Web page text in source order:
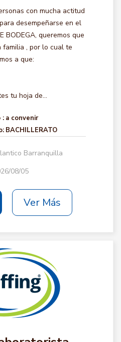
con mucha actitud
desempeñarse en el
BODEGA, queremos que
familia , por lo cual te
a que:
tu hoja de...
: a convenir
BACHILLERATO
Barranquilla
08/05
Ver Más